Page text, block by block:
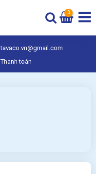
0
tavaco.vn@gmail.com
Thanh toán